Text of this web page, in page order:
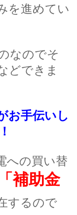
を進めてい
なのでそ
どできま
お手伝いし
への買い替
「補助金
するので